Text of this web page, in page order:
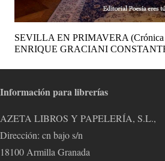
SEVILLA EN PRIMAVERA (Crónica
ENRIQUE GRACIANI
Información para librerías
AZETA LIBROS Y PAPELERÍA, S.L.,
Dirección: cn bajo s/n
18100 Armilla Granada